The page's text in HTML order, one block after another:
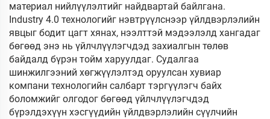
материал нийлүүлэлтийг найдвартай байлгана.
Industry 4.0 технологийг нэвтрүүлснээр үйлдвэрлэлийн
явцыг бодит цагт хянах, нээлттэй мэдээлэлд хангадаг
бөгөөд энэ нь үйлчлүүлэгчдэд захиалгын төлөв
байдалд бүрэн тойм харуулдаг. Судалгаа
шинжилгээний хөгжүүлэлтэд оруулсан хувиар
компани технологийн салбарт тэргүүлэгч байх
боломжийг олгодог бөгөөд үйлчлүүлэгчдэд
бүрэлдэхүүн хэсгүүдийн үйлдвэрлэлийн сүүлчийн